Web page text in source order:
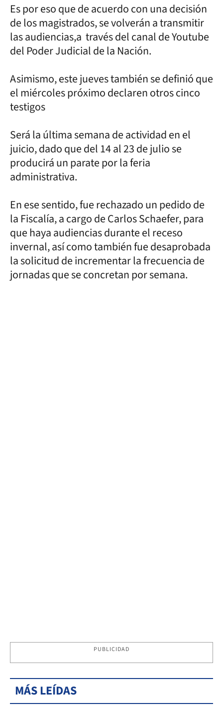
Es por eso que de acuerdo con una decisión
de los magistrados, se volverán a transmitir
las audiencias,a través del canal de Youtube
del Poder Judicial de la Nación.
Asimismo, este jueves también se definió que
el miércoles próximo declaren otros cinco
testigos
Será la última semana de actividad en el
juicio, dado que del 14 al 23 de julio se
producirá un parate por la feria
administrativa.
En ese sentido, fue rechazado un pedido de
la Fiscalía, a cargo de Carlos Schaefer, para
que haya audiencias durante el receso
invernal, así como también fue desaprobada
la solicitud de incrementar la frecuencia de
jornadas que se concretan por semana.
PUBLICIDAD
MÁS LEÍDAS